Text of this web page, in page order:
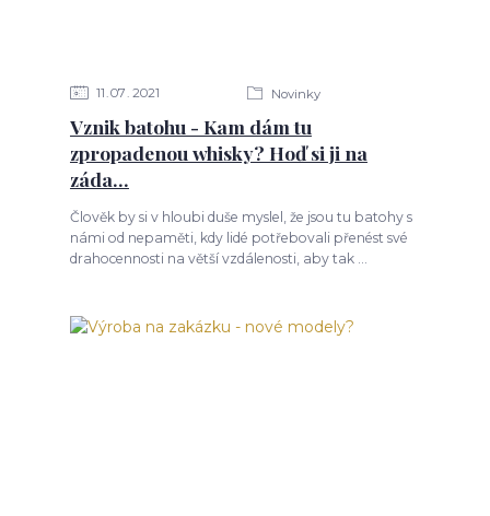
11 07 2021 Novinky
Vznik batohu - Kam dám tu
zpropadenou whisky? Hoď si ji na
záda...
Člověk by si v hloubi duše myslel, že jsou tu batohy s
námi od nepaměti, kdy lidé potřebovali přenést své
drahocennosti na větší vzdálenosti, aby tak ...